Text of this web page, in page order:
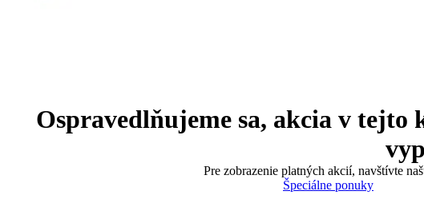
Ospravedlňujeme sa, akcia v
Pre zobrazenie platných akcií, navštívte
Špeciálne ponuky